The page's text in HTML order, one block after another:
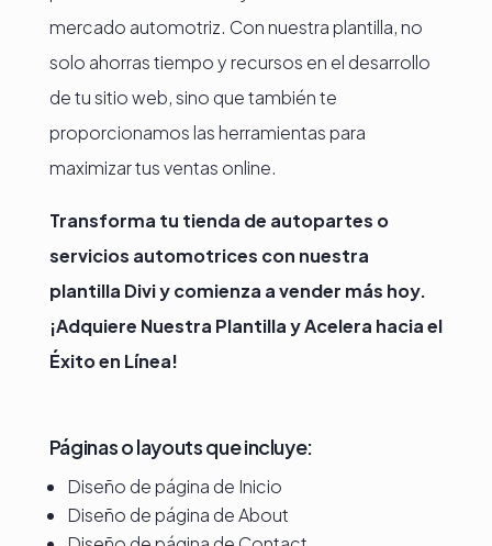
mercado automotriz. Con nuestra plantilla, no
solo ahorras tiempo y recursos en el desarrollo
de tu sitio web, sino que también te
proporcionamos las herramientas para
maximizar tus ventas online.
Transforma tu tienda de autopartes o
servicios automotrices con nuestra
plantilla Divi y comienza a vender más hoy.
¡Adquiere Nuestra Plantilla y Acelera hacia el
Éxito en Línea!
Páginas o layouts que incluye:
Diseño de página de Inicio
Diseño de página de About